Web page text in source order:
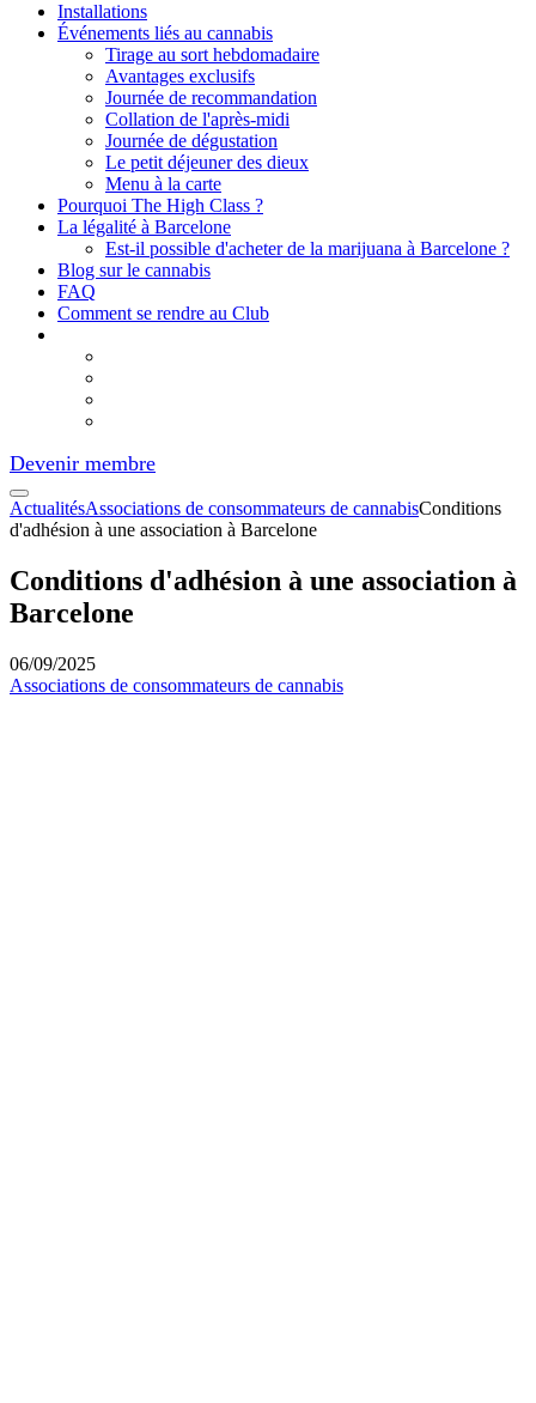
Installations
Événements liés au cannabis
Tirage au sort hebdomadaire
Avantages exclusifs
Journée de recommandation
Collation de l'après-midi
Journée de dégustation
Le petit déjeuner des dieux
Menu à la carte
Pourquoi The High Class ?
La légalité à Barcelone
Est-il possible d'acheter de la marijuana à Barcelone ?
Blog sur le cannabis
FAQ
Comment se rendre au Club
Devenir membre
ActualitésAssociations de consommateurs de cannabisConditions
d'adhésion à une association à Barcelone
Conditions d'adhésion à une association à
Barcelone
06/09/2025
Associations de consommateurs de cannabis